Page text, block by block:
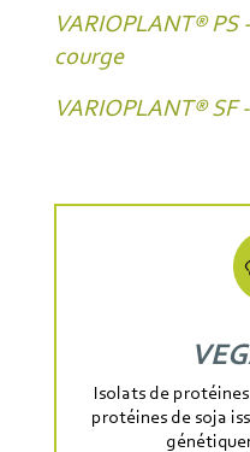
VARIOPLANT®
courge
VARIOPLANT®
Isolats de
protéines de soja